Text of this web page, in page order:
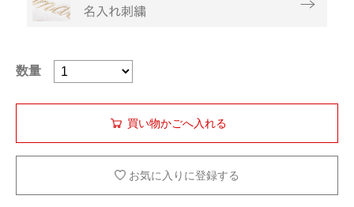
数量
お気に入りに登録する